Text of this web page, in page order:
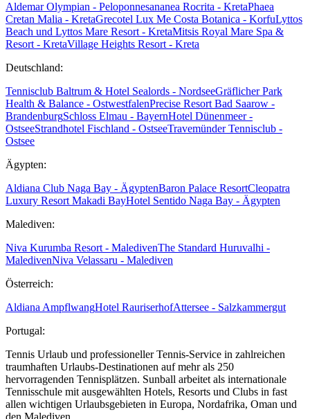
Aldemar Olympian - Peloponnesananea Rocrita - KretaPhaea
Cretan Malia - KretaGrecotel Lux Me Costa Botanica - KorfuLyttos
Beach und Lyttos Mare Resort - KretaMitsis Royal Mare Spa &
Resort - KretaVillage Heights Resort - Kreta
Deutschland:
Tennisclub Baltrum & Hotel Sealords - NordseeGräflicher Park
Health & Balance - OstwestfalenPrecise Resort Bad Saarow -
BrandenburgSchloss Elmau - BayernHotel Dünenmeer -
OstseeStrandhotel Fischland - OstseeTravemünder Tennisclub -
Ostsee
Ägypten:
Aldiana Club Naga Bay - ÄgyptenBaron Palace ResortCleopatra
Luxury Resort Makadi BayHotel Sentido Naga Bay - Ägypten
Malediven:
Niva Kurumba Resort - MaledivenThe Standard Huruvalhi -
MaledivenNiva Velassaru - Malediven
Österreich:
Aldiana AmpflwangHotel RauriserhofAttersee - Salzkammergut
Portugal:
Tennis Urlaub und professioneller Tennis-Service in zahlreichen
traumhaften Urlaubs-Destinationen auf mehr als 250
hervorragenden Tennisplätzen. Sunball arbeitet als internationale
Tennisschule mit ausgewählten Hotels, Resorts und Clubs in fast
allen wichtigen Urlaubsgebieten in Europa, Nordafrika, Oman und